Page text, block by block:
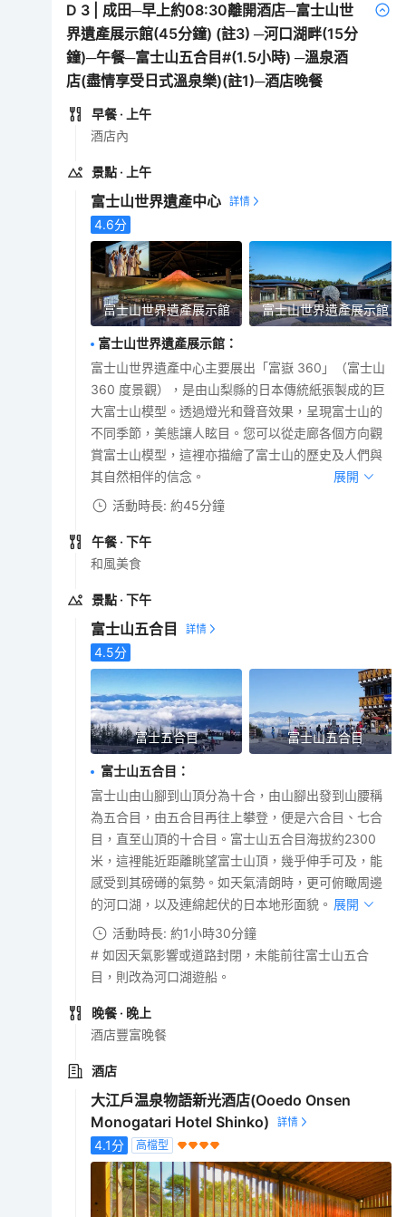
D 3
成田─早上約08:30離開酒店─富士山世
界遺產展示館(45分鐘) (註3) ─河口湖畔(15分
鐘)─午餐─富士山五合目#(1.5小時) ─溫泉酒
店(盡情享受日式溫泉樂)(註1)─酒店晚餐
早餐 · 上午
酒店內
景點 · 上午
富士山世界遺產中心
4.6分
富士山世界遺產展示館 富士山世界遺產展示館
富士山世界遺產展示館 ：
富士山世界遺產中心主要展出「富嶽 360」（富士山
360 度景觀），是由山梨縣的日本傳統紙張製成的巨
大富士山模型。透過燈光和聲音效果，呈現富士山的
不同季節，美態讓人眩目。您可以從走廊各個方向觀
賞富士山模型，這裡亦描繪了富士山的歷史及人們與
其自然相伴的信念。
展開
活動時長: 約45分鐘
午餐 · 下午
和風美食
景點 · 下午
富士山五合目
4.5分
富士五合目 富士山五合目
富士山五合目 ：
富士山由山腳到山頂分為十合，由山腳出發到山腰稱
為五合目，由五合目再往上攀登，便是六合目、七合
目，直至山頂的十合目。富士山五合目海拔約2300
米，這裡能近距離眺望富士山頂，幾乎伸手可及，能
感受到其磅礡的氣勢。如天氣清朗時，更可俯瞰周邊
的河口湖，以及連綿起伏的日本地形面貌。 展開
活動時長: 約1小時30分鐘
# 如因天氣影響或道路封閉，未能前往富士山五合
目，則改為河口湖遊船。
晚餐 · 晚上
酒店豐富晚餐
酒店
大江戶温泉物語新光酒店(Ooedo Onsen
Monogatari Hotel Shinko)
4.1分 高檔型